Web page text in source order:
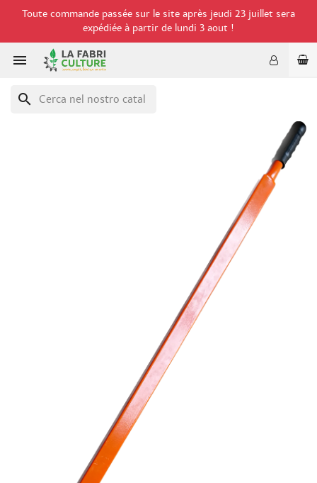
Toute commande passée sur le site après jeudi 23 juillet sera
expédiée à partir de lundi 3 aout !

search